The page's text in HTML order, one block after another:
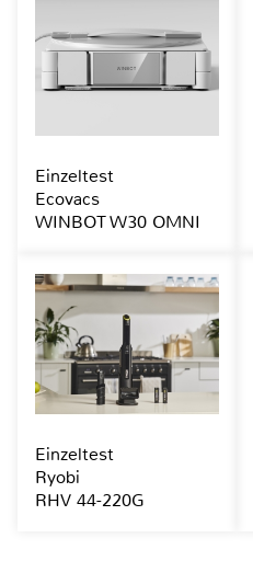
Einzeltest
Ecovacs
WINBOT W30 OMNI
Einzeltest
Ryobi
RHV 44-220G